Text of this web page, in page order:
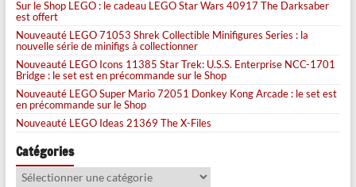
Sur le Shop LEGO : le cadeau LEGO Star Wars 40917 The Darksaber
est offert
Nouveauté LEGO 71053 Shrek Collectible Minifigures Series : la
nouvelle série de minifigs à collectionner
Nouveauté LEGO Icons 11385 Star Trek: U.S.S. Enterprise NCC-1701
Bridge : le set est en précommande sur le Shop
Nouveauté LEGO Super Mario 72051 Donkey Kong Arcade : le set est
en précommande sur le Shop
Nouveauté LEGO Ideas 21369 The X-Files
Catégories
Catégories